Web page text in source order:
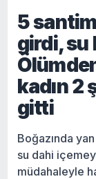
5
girdi, su
kadın 2
gitti
Boğazında
su dahi
müdahaleyle